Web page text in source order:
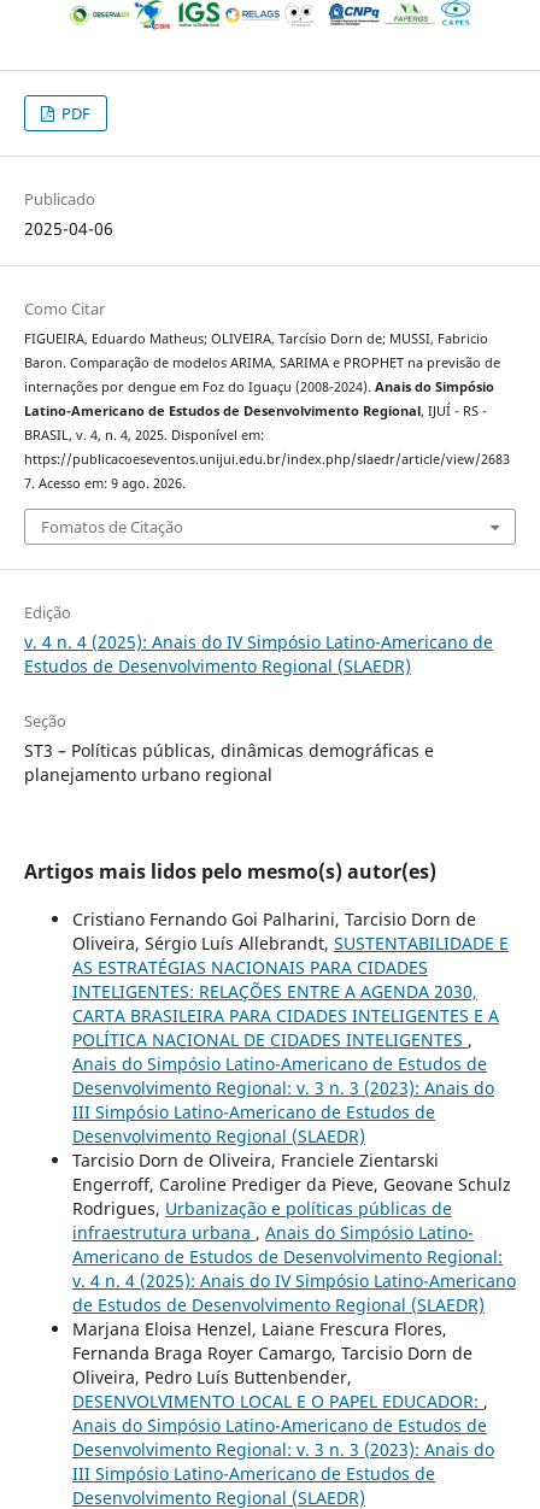
PDF
Publicado
2025-04-06
Como Citar
FIGUEIRA, Eduardo Matheus; OLIVEIRA, Tarcísio Dorn de; MUSSI, Fabricio
Baron. Comparação de modelos ARIMA, SARIMA e PROPHET na previsão de
internações por dengue em Foz do Iguaçu (2008-2024). Anais do Simpósio
Latino-Americano de Estudos de Desenvolvimento Regional, IJUÍ - RS -
BRASIL, v. 4, n. 4, 2025. Disponível em:
https://publicacoeseventos.unijui.edu.br/index.php/slaedr/article/view/2683
7. Acesso em: 9 ago. 2026.
Fomatos de Citação
Edição
v. 4 n. 4 (2025): Anais do IV Simpósio Latino-Americano de
Estudos de Desenvolvimento Regional (SLAEDR)
Seção
ST3 – Políticas públicas, dinâmicas demográficas e
planejamento urbano regional
Artigos mais lidos pelo mesmo(s) autor(es)
Cristiano Fernando Goi Palharini, Tarcisio Dorn de
Oliveira, Sérgio Luís Allebrandt, SUSTENTABILIDADE E
AS ESTRATÉGIAS NACIONAIS PARA CIDADES
INTELIGENTES: RELAÇÕES ENTRE A AGENDA 2030,
CARTA BRASILEIRA PARA CIDADES INTELIGENTES E A
POLÍTICA NACIONAL DE CIDADES INTELIGENTES ,
Anais do Simpósio Latino-Americano de Estudos de
Desenvolvimento Regional: v. 3 n. 3 (2023): Anais do
III Simpósio Latino-Americano de Estudos de
Desenvolvimento Regional (SLAEDR)
Tarcisio Dorn de Oliveira, Franciele Zientarski
Engerroff, Caroline Prediger da Pieve, Geovane Schulz
Rodrigues, Urbanização e políticas públicas de
infraestrutura urbana , Anais do Simpósio Latino-
Americano de Estudos de Desenvolvimento Regional:
v. 4 n. 4 (2025): Anais do IV Simpósio Latino-Americano
de Estudos de Desenvolvimento Regional (SLAEDR)
Marjana Eloisa Henzel, Laiane Frescura Flores,
Fernanda Braga Royer Camargo, Tarcisio Dorn de
Oliveira, Pedro Luís Buttenbender,
DESENVOLVIMENTO LOCAL E O PAPEL EDUCADOR: ,
Anais do Simpósio Latino-Americano de Estudos de
Desenvolvimento Regional: v. 3 n. 3 (2023): Anais do
III Simpósio Latino-Americano de Estudos de
Desenvolvimento Regional (SLAEDR)